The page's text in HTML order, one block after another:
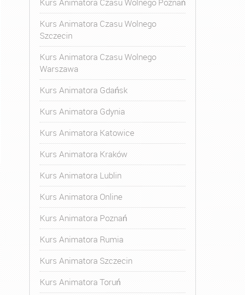
Kurs Animatora Czasu Wolnego
Szczecin
Kurs Animatora Czasu Wolnego
Warszawa
Kurs Animatora Gdańsk
Kurs Animatora Gdynia
Kurs Animatora Katowice
Kurs Animatora Kraków
Kurs Animatora Lublin
Kurs Animatora Online
Kurs Animatora Poznań
Kurs Animatora Rumia
Kurs Animatora Szczecin
Kurs Animatora Toruń